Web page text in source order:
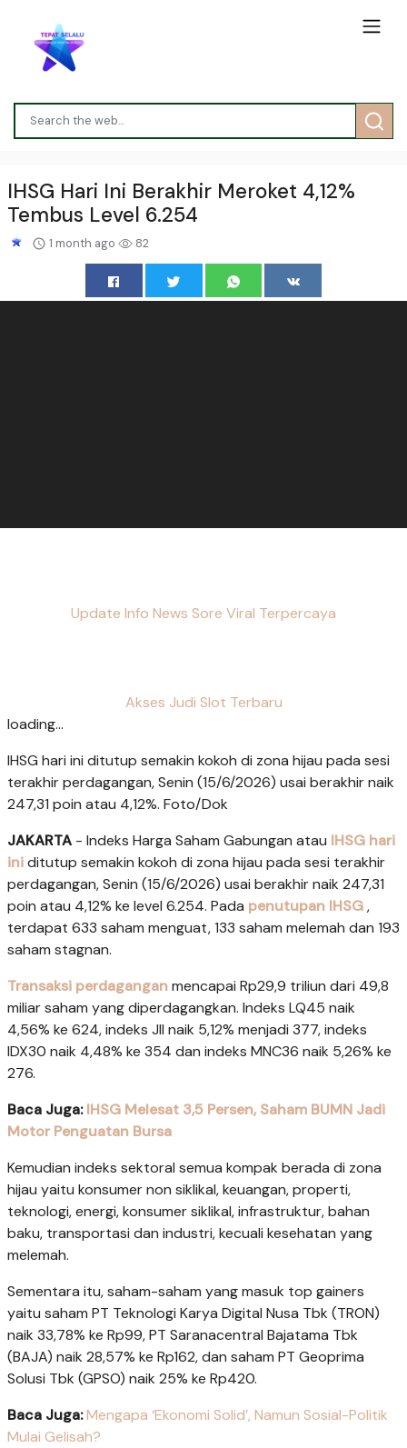
IHSG Hari Ini Berakhir Meroket 4,12%
Tembus Level 6.254
1 month ago 82
Update Info News Sore Viral Terpercaya
Akses Judi Slot Terbaru
loading...
IHSG hari ini ditutup semakin kokoh di zona hijau pada sesi
terakhir perdagangan, Senin (15/6/2026) usai berakhir naik
247,31 poin atau 4,12%. Foto/Dok
JAKARTA - Indeks Harga Saham Gabungan atau IHSG hari
iniditutup semakin kokoh di zona hijau pada sesi terakhir
perdagangan, Senin (15/6/2026) usai berakhir naik 247,31
poin atau 4,12% ke level 6.254. Pada penutupan IHSG,
terdapat 633 saham menguat, 133 saham melemah dan 193
saham stagnan.
Transaksi perdaganganmencapai Rp29,9 triliun dari 49,8
miliar saham yang diperdagangkan. Indeks LQ45 naik
4,56% ke 624, indeks JII naik 5,12% menjadi 377, indeks
IDX30 naik 4,48% ke 354 dan indeks MNC36 naik 5,26% ke
276.
Baca Juga:IHSG Melesat 3,5 Persen, Saham BUMN Jadi
Motor Penguatan Bursa
Kemudian indeks sektoral semua kompak berada di zona
hijau yaitu konsumer non siklikal, keuangan, properti,
teknologi, energi, konsumer siklikal, infrastruktur, bahan
baku, transportasi dan industri, kecuali kesehatan yang
melemah.
Sementara itu, saham-saham yang masuk top gainers
yaitu saham PT Teknologi Karya Digital Nusa Tbk (TRON)
naik 33,78% ke Rp99, PT Saranacentral Bajatama Tbk
(BAJA) naik 28,57% ke Rp162, dan saham PT Geoprima
Solusi Tbk (GPSO) naik 25% ke Rp420.
Baca Juga:Mengapa ‘Ekonomi Solid’, Namun Sosial-Politik
Mulai Gelisah?